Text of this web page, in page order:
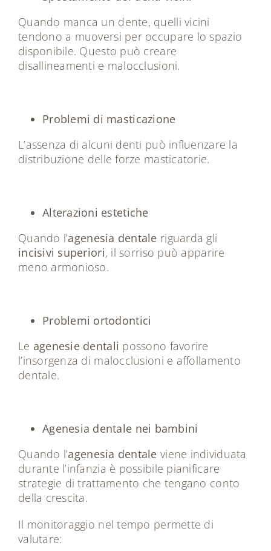
Quando manca un dente, quelli vicini
tendono a muoversi per occupare lo spazio
disponibile. Questo può creare
disallineamenti e malocclusioni.
Problemi di masticazione
L’assenza di alcuni denti può influenzare la
distribuzione delle forze masticatorie.
Alterazioni estetiche
Quando l’agenesia dentale riguarda gli
incisivi superiori, il sorriso può apparire
meno armonioso.
Problemi ortodontici
Le agenesie dentali possono favorire
l’insorgenza di malocclusioni e affollamento
dentale.
Agenesia dentale nei bambini
Quando l’agenesia dentale viene individuata
durante l’infanzia è possibile pianificare
strategie di trattamento che tengano conto
della crescita.
Il monitoraggio nel tempo permette di
valutare: